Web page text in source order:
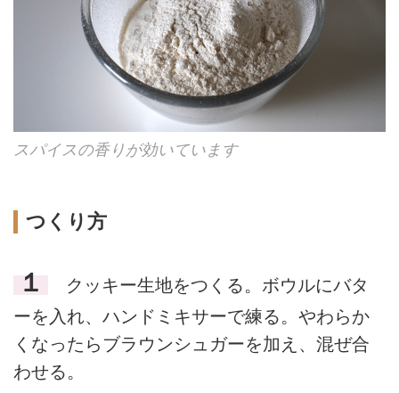
スパイスの香りが効いています
つくり方
１
クッキー生地をつくる。ボウルにバタ
ーを入れ、ハンドミキサーで練る。やわらか
くなったらブラウンシュガーを加え、混ぜ合
わせる。